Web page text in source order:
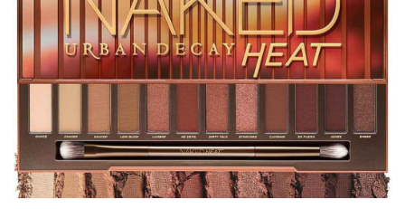
v
o
e
„
V